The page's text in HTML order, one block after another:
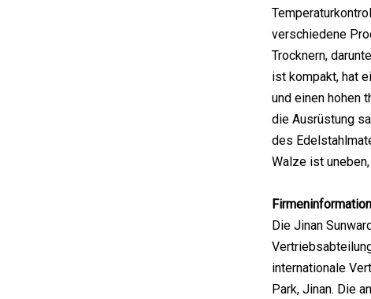
verschiedene
Trocknern,
ist kompakt, hat
und einen hohen
die Ausrüstung
des
Walze ist
Die Jinan
internationale
Park, Jinan. Die